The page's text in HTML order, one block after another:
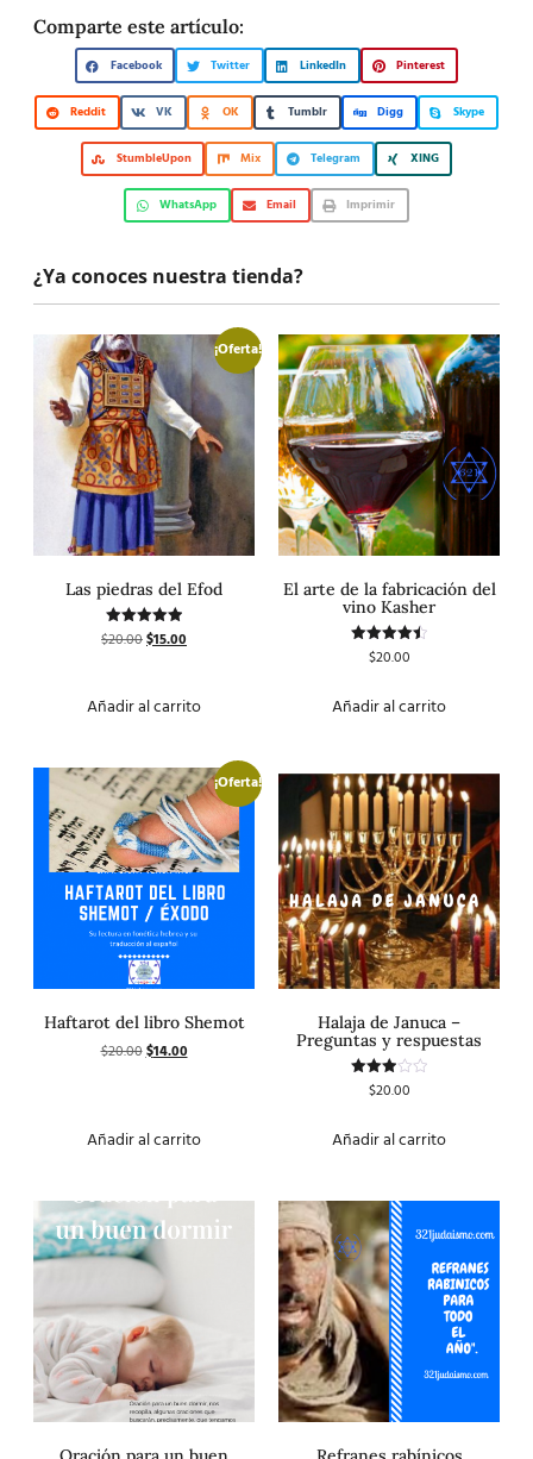
Comparte este artículo:
Facebook Twitter LinkedIn Pinterest
Reddit VK OK Tumblr Digg Skype
StumbleUpon Mix Telegram XING
WhatsApp Email Imprimir
¿Ya conoces nuestra tienda?
¡Oferta!
Las piedras del Efod
Valorado
con
$20.00$15.00
Añadir al carrito
El arte de la fabricación del
vino Kasher
Valorado
de 5
$20.00
Añadir al carrito
¡Oferta!
Haftarot del libro Shemot
$20.00$14.00
Añadir al carrito
Halaja de Januca –
Preguntas y respuestas
Valorado
$20.00
Añadir al carrito